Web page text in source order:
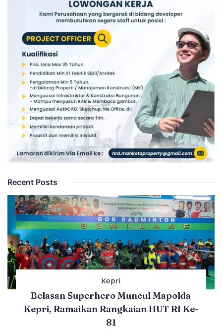
Recent Posts
Kepri
Belasan Superhero Muncul Mapolda
Kepri, Ramaikan Rangkaian HUT RI Ke-
81